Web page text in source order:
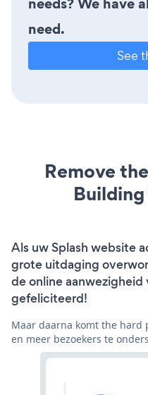
need.
See
Remove
Building
Als uw Splash website
grote uitdaging
de online
gefeliciteerd!
Maar daarna komt the hard
en meer bezoekers te